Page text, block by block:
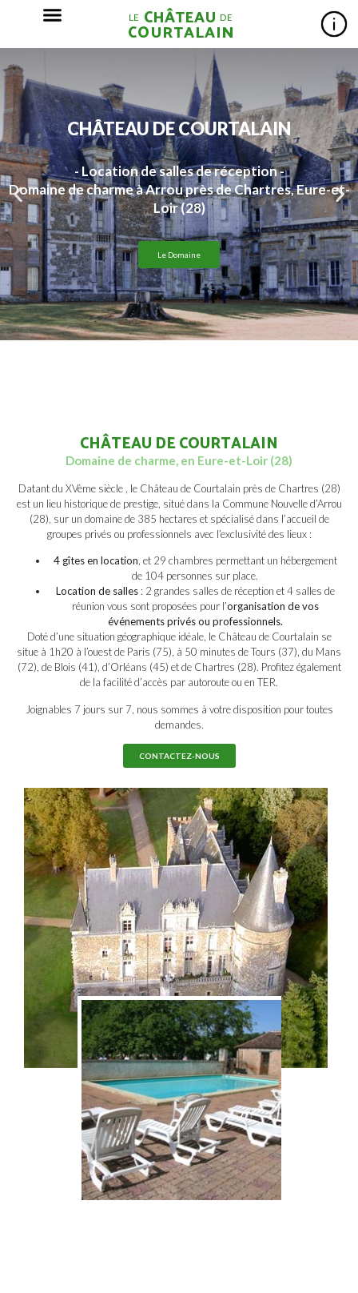
CHÂTEAU DE COURTALAIN
- Location de salles de réception -
Domaine de charme à Arrou près de Chartres, Eure-et-
Loir (28)
Le Domaine
CHÂTEAU DE COURTALAIN
Domaine de charme, en Eure-et-Loir (28)
Datant du XVème siècle , le Château de Courtalain près de Chartres (28)
est un lieu historique de prestige, situé dans la Commune Nouvelle d’Arrou
(28), sur un domaine de 385 hectares et spécialisé dans l’accueil de
groupes privés ou professionnels avec l’exclusivité des lieux :
4 gîtes en location , et 29 chambres permettant un hébergement
de 104 personnes sur place.
Location de salles: 2 grandes salles de réception et 4 salles de
réunion vous sont proposées pour l’organisation de vos
événements privés ou professionnels.
Doté d’une situation géographique idéale, le Château de Courtalain se
situe à 1h20 à l’ouest de Paris (75), à 50 minutes de Tours (37), du Mans
(72), de Blois (41), d’Orléans (45) et de Chartres (28). Profitez également
de la facilité d’accès par autoroute ou en TER.
Joignables 7 jours sur 7, nous sommes à votre disposition pour toutes
demandes.
CONTACTEZ-NOUS